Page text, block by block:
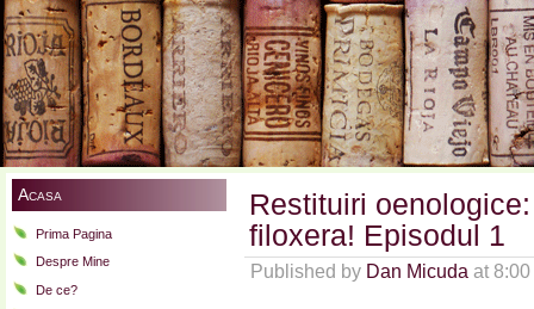
Acasa
Prima Pagina
Despre Mine
De ce?
Restituiri
filoxera! Episodul 1
Published by Dan Micuda at